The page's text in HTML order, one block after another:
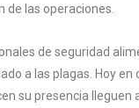
las operaciones.
de seguridad
a las plagas. Hoy
su presencia lleguen